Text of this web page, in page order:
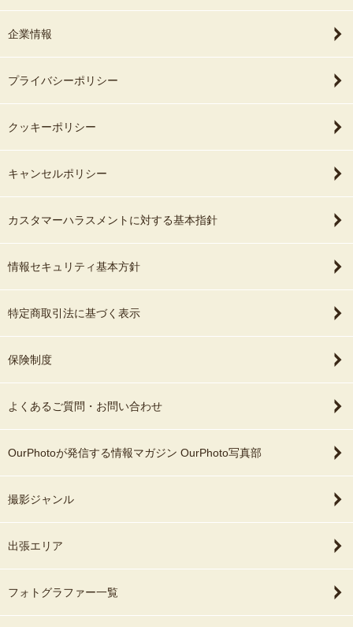
企業情報
プライバシーポリシー
クッキーポリシー
キャンセルポリシー
カスタマーハラスメントに対する基本指針
情報セキュリティ基本方針
特定商取引法に基づく表示
保険制度
よくあるご質問・お問い合わせ
OurPhotoが発信する情報マガジン OurPhoto写真部
撮影ジャンル
出張エリア
フォトグラファー一覧